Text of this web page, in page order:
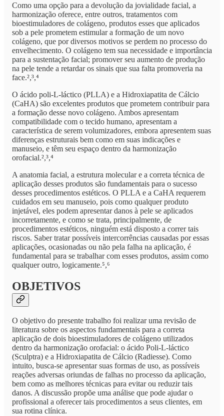
Como uma opção para a devolução da jovialidade facial, a
harmonização oferece, entre outros, tratamentos com
bioestimuladores de colágeno, produtos esses que aplicados
sob a pele prometem estimular a formação de um novo
colágeno, que por diversos motivos se perdem no processo do
envelhecimento. O colágeno tem sua necessidade e importância
para a sustentação facial; promover seu aumento de produção
na pele tende a retardar os sinais que sua falta promoveria na
face.²,³,⁴
O ácido poli-L-láctico (PLLA) e a Hidroxiapatita de Cálcio
(CaHA) são excelentes produtos que prometem contribuir para
a formação desse novo colágeno. Ambos apresentam
compatibilidade com o tecido humano, apresentam a
característica de serem volumizadores, embora apresentem suas
diferenças estruturais bem como em suas indicações e
manuseio, e têm seu espaço dentro da harmonização
orofacial.²,³,⁴
A anatomia facial, a estrutura molecular e a correta técnica de
aplicação desses produtos são fundamentais para o sucesso
desses procedimentos estéticos. O PLLA e a CaHA requerem
cuidados em seu manuseio, pois como qualquer produto
injetável, eles podem apresentar danos à pele se aplicados
incorretamente, e como se trata, principalmente, de
procedimentos estéticos, ninguém está disposto a correr tais
riscos. Saber tratar possíveis intercorrências causadas por essas
aplicações, ocasionadas ou não pela falha na aplicação, é
fundamental para se trabalhar com esses produtos, assim como
qualquer outro, logicamente.⁵,⁶
OBJETIVOS
O objetivo do presente trabalho foi realizar uma revisão de
literatura sobre os aspectos fundamentais para a correta
aplicação de dois bioestimuladores de colágeno utilizados
dentro da harmonização orofacial: o ácido Poli-L-láctico
(Sculptra) e a Hidroxiapatita de Cálcio (Radiesse). Como
intuito, busca-se apresentar suas formas de uso, as possíveis
reações adversas oriundas de falhas no processo da aplicação,
bem como as melhores técnicas para evitar ou reduzir tais
danos. A discussão propõe uma análise que pode ajudar o
profissional a oferecer tais procedimentos a seus clientes, em
sua rotina clínica.